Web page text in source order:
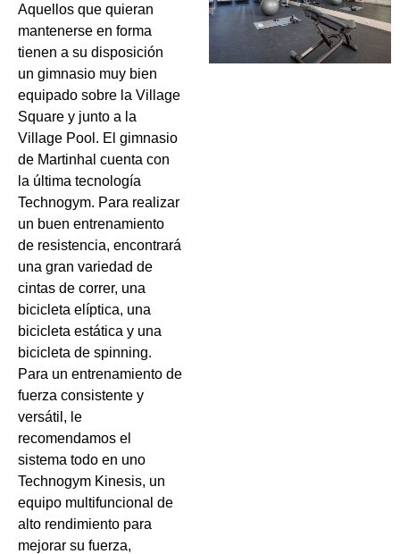
Aquellos que quieran
mantenerse en forma
tienen a su disposición
un gimnasio muy bien
equipado sobre la Village
Square y junto a la
Village Pool. El gimnasio
de Martinhal cuenta con
la última tecnología
Technogym. Para realizar
un buen entrenamiento
de resistencia, encontrará
una gran variedad de
cintas de correr, una
bicicleta elíptica, una
bicicleta estática y una
bicicleta de spinning.
Para un entrenamiento de
fuerza consistente y
versátil, le
recomendamos el
sistema todo en uno
Technogym Kinesis, un
equipo multifuncional de
alto rendimiento para
mejorar su fuerza,